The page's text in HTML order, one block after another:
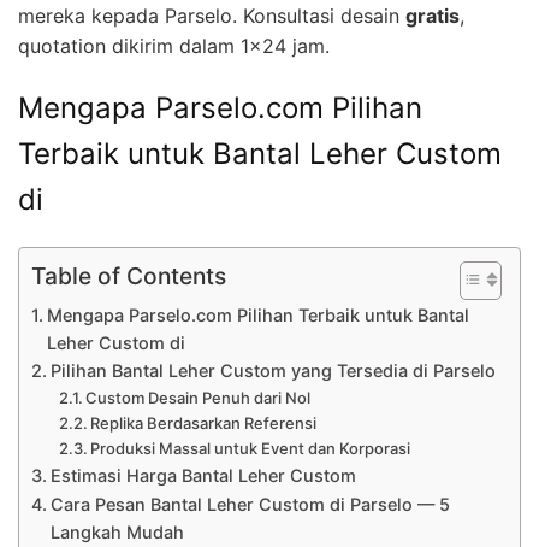
mereka kepada Parselo. Konsultasi desain gratis,
quotation dikirim dalam 1×24 jam.
Mengapa Parselo.com Pilihan
Terbaik untuk Bantal Leher Custom
di
Table of Contents
Mengapa Parselo.com Pilihan Terbaik untuk Bantal
Leher Custom di
Pilihan Bantal Leher Custom yang Tersedia di Parselo
Custom Desain Penuh dari Nol
Replika Berdasarkan Referensi
Produksi Massal untuk Event dan Korporasi
Estimasi Harga Bantal Leher Custom
Cara Pesan Bantal Leher Custom di Parselo — 5
Langkah Mudah